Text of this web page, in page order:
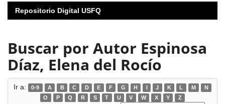
Repositorio Digital USFQ
Buscar por Autor Espinosa
Díaz, Elena del Rocío
Ir a: 0-9 A B C D E F G H I J K L M
N
O
P Q R S T U V W X Y Z